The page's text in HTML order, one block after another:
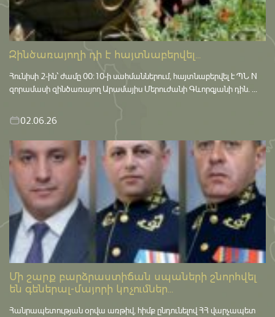
Զինծառայողի դի է հայտնաբերվել...
Հունիսի 2-ին՝ ժամը 00:10-ի սահմաններում, հայտնաբերվել է ՊՆ N
զորամասի զինծառայող Արամայիս Մերուժանի Գևորգյանի դին. ...
02.06.26
Մի շարք բարձրաստիճան սպաների շնորհվել
են գեներալ-մայորի կոչումներ...
Հանրապետության օրվա առթիվ, հիմք ընդունելով ՀՀ վարչապետ